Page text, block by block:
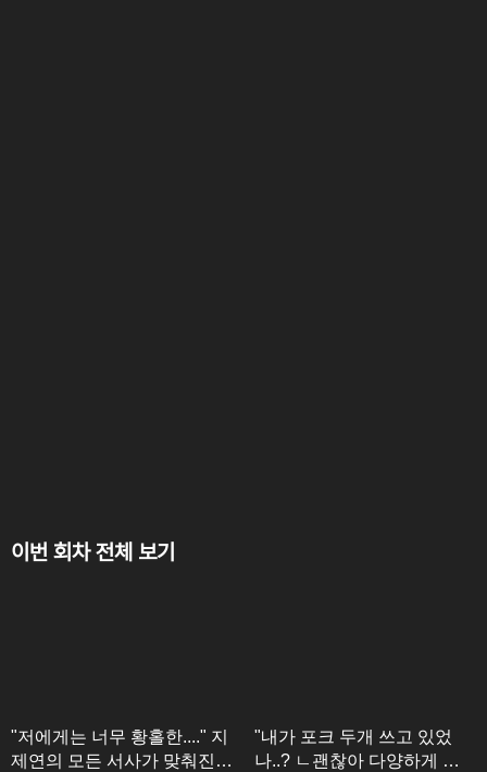
이번 회차 전체 보기
"저에게는 너무 황홀한...." 지
제연의 모든 서사가 맞춰진
"내가 포크 두개 쓰고 있었
나..? ㄴ괜찮아 다양하게 써^